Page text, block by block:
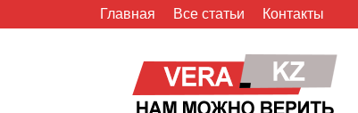
Главная Все статьи Контакты